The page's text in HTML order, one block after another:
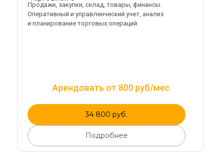
Продажи, закупки, склад, товары, финансы.
Оперативный и управленческий учет, анализ
и планирование торговых операций.
Арендовать от 800 руб/мес
34 800 руб.
Подробнее